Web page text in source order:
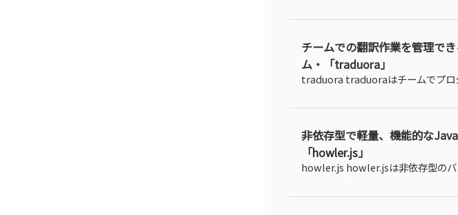
チームでの翻訳作業を管理で
ム・「traduora」
traduora traduoraはチームでプロ
非依存型で軽量、機能的な
「howler.js」
howler.js howler.jsは非依存型のバ